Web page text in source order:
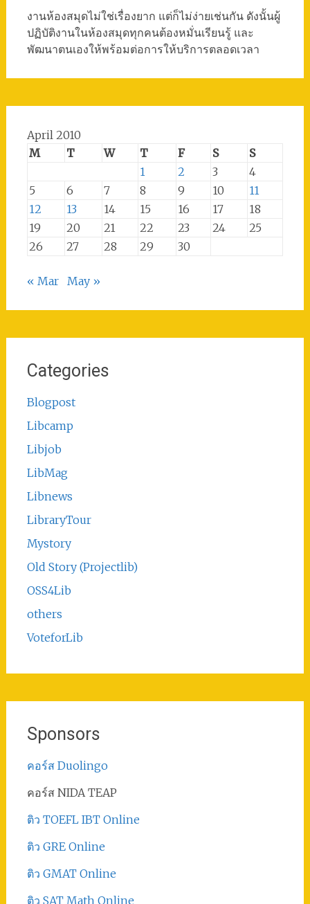
งานห้องสมุดไม่ใช่เรื่องยาก แต่ก็ไม่ง่ายเช่นกัน ดังนั้นผู้
ปฏิบัติงานในห้องสมุดทุกคนต้องหมั่นเรียนรู้ และ
พัฒนาตนเองให้พร้อมต่อการให้บริการตลอดเวลา
April 2010
M
T W T F S
S
1
2 3
4
5
6 7 8 9 10
11
12
13 14 15 16 17
18
19
20 21 22 23 24
25
26
27 28 29 30
« Mar May »
Categories
Blogpost
Libcamp
Libjob
LibMag
Libnews
LibraryTour
Mystory
Old Story (Projectlib)
OSS4Lib
others
VoteforLib
Sponsors
คอร์ส Duolingo
คอร์ส NIDA TEAP
ติว TOEFL IBT Online
ติว GRE Online
ติว GMAT Online
ติว SAT Math Online